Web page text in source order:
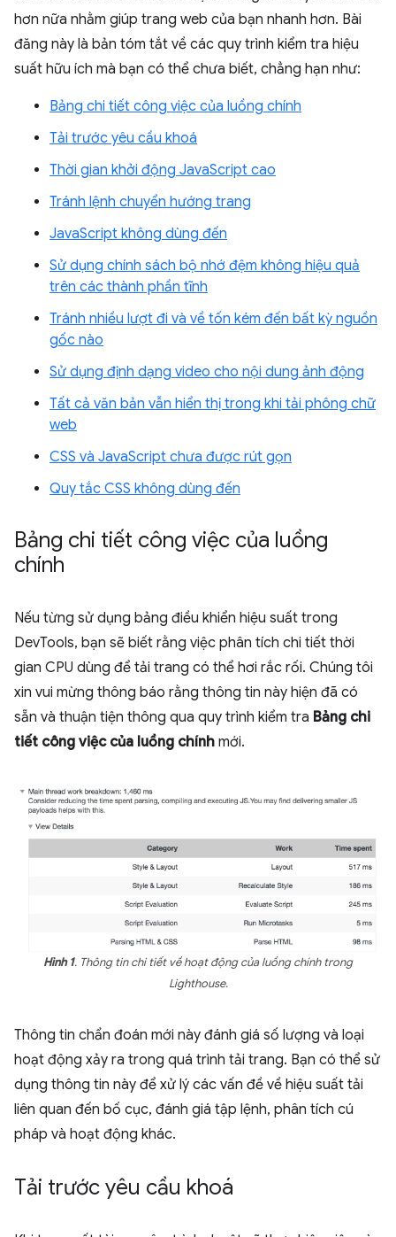
hơn nữa nhằm giúp trang web của bạn nhanh hơn. Bài
đăng này là bản tóm tắt về các quy trình kiểm tra hiệu
suất hữu ích mà bạn có thể chưa biết, chẳng hạn như:
Bảng chi tiết công việc của luồng chính
Tải trước yêu cầu khoá
Thời gian khởi động JavaScript cao
Tránh lệnh chuyển hướng trang
JavaScript không dùng đến
Sử dụng chính sách bộ nhớ đệm không hiệu quả
trên các thành phần tĩnh
Tránh nhiều lượt đi và về tốn kém đến bất kỳ nguồn
gốc nào
Sử dụng định dạng video cho nội dung ảnh động
Tất cả văn bản vẫn hiển thị trong khi tải phông chữ
web
CSS và JavaScript chưa được rút gọn
Quy tắc CSS không dùng đến
Bảng chi tiết công việc của luồng
chính
Nếu từng sử dụng bảng điều khiển hiệu suất trong
DevTools, bạn sẽ biết rằng việc phân tích chi tiết thời
gian CPU dùng để tải trang có thể hơi rắc rối. Chúng tôi
xin vui mừng thông báo rằng thông tin này hiện đã có
sẵn và thuận tiện thông qua quy trình kiểm tra Bảng chi
tiết công việc của luồng chính mới.
Hình 1. Thông tin chi tiết về hoạt động của luồng chính trong
Lighthouse.
Thông tin chẩn đoán mới này đánh giá số lượng và loại
hoạt động xảy ra trong quá trình tải trang. Bạn có thể sử
dụng thông tin này để xử lý các vấn đề về hiệu suất tải
liên quan đến bố cục, đánh giá tập lệnh, phân tích cú
pháp và hoạt động khác.
Tải trước yêu cầu khoá